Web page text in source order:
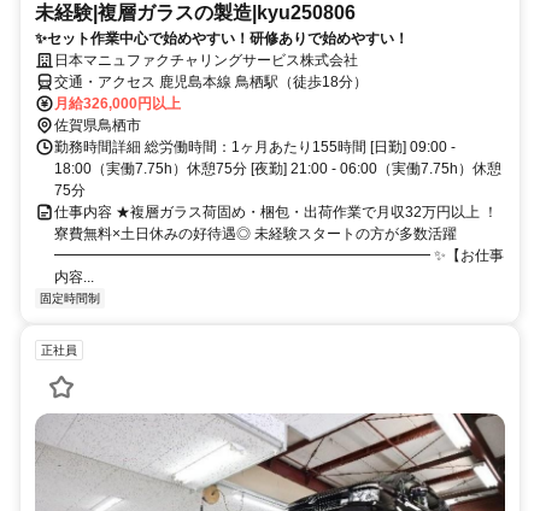
未経験|複層ガラスの製造|kyu250806
✨セット作業中心で始めやすい！研修ありで始めやすい！
日本マニュファクチャリングサービス株式会社
交通・アクセス 鹿児島本線 鳥栖駅（徒歩18分）
月給326,000円以上
佐賀県鳥栖市
勤務時間詳細 総労働時間：1ヶ月あたり155時間 [日勤] 09:00 -
18:00（実働7.75h）休憩75分 [夜勤] 21:00 - 06:00（実働7.75h）休憩
75分
仕事内容 ★複層ガラス荷固め・梱包・出荷作業で月収32万円以上 ！
寮費無料×土日休みの好待遇◎ 未経験スタートの方が多数活躍
━━━━━━━━━━━━━━━━━━━━━━━━━━ ✨【お仕事
内容...
固定時間制
正社員